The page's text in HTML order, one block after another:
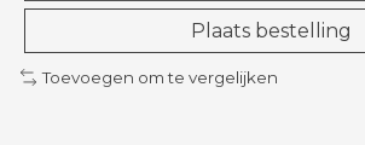
Plaats bestelling
Toevoegen om te vergelijken